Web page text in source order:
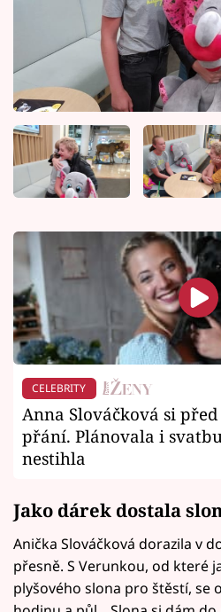
CELEBRITY
Anna Slováčková si
přání. Plánovala i
nestihla
Jako dárek dostala
Anička Slováčková dorazila v
přesně. S Verunkou, od které
plyšového slona pro štěstí, se